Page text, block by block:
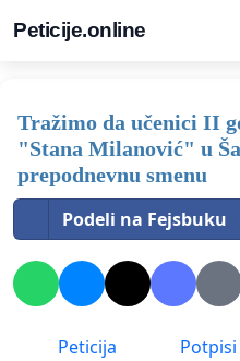
Peticije.online
Tražimo da učenici II
"Stana Milanović" u
prepodnevnu smenu
Podeli na Fejsbuku
Peticija Potpisi